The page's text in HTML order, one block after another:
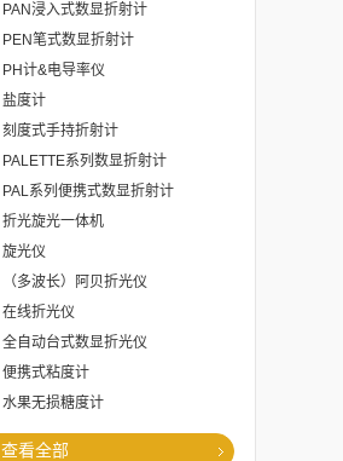
PAN浸入式数显折射计
PEN笔式数显折射计
PH计&电导率仪
盐度计
刻度式手持折射计
PALETTE系列数显折射计
PAL系列便携式数显折射计
折光旋光一体机
旋光仪
（多波长）阿贝折光仪
在线折光仪
全自动台式数显折光仪
便携式粘度计
水果无损糖度计
查看全部